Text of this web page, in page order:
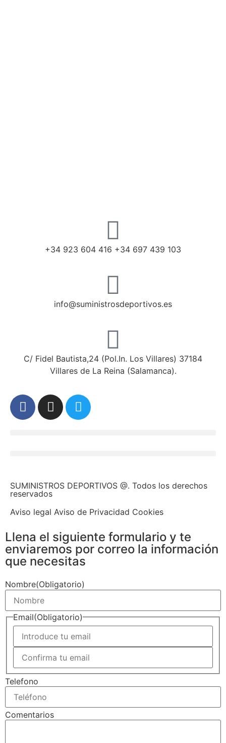
+34 923 604 416 +34 697 439 103
info@suministrosdeportivos.es
C/ Fidel Bautista,24 (Pol.In. Los Villares) 37184
Villares de La Reina (Salamanca).
SUMINISTROS DEPORTIVOS @. Todos los derechos
reservados
Aviso legal Aviso de Privacidad Cookies
Llena el siguiente formulario y te
enviaremos por correo la información
que necesitas
Nombre(Obligatorio)
Email(Obligatorio)
Telefono
Comentarios